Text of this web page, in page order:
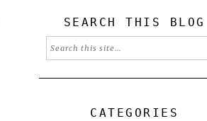
SEARCH THIS BLOG
CATEGORIES